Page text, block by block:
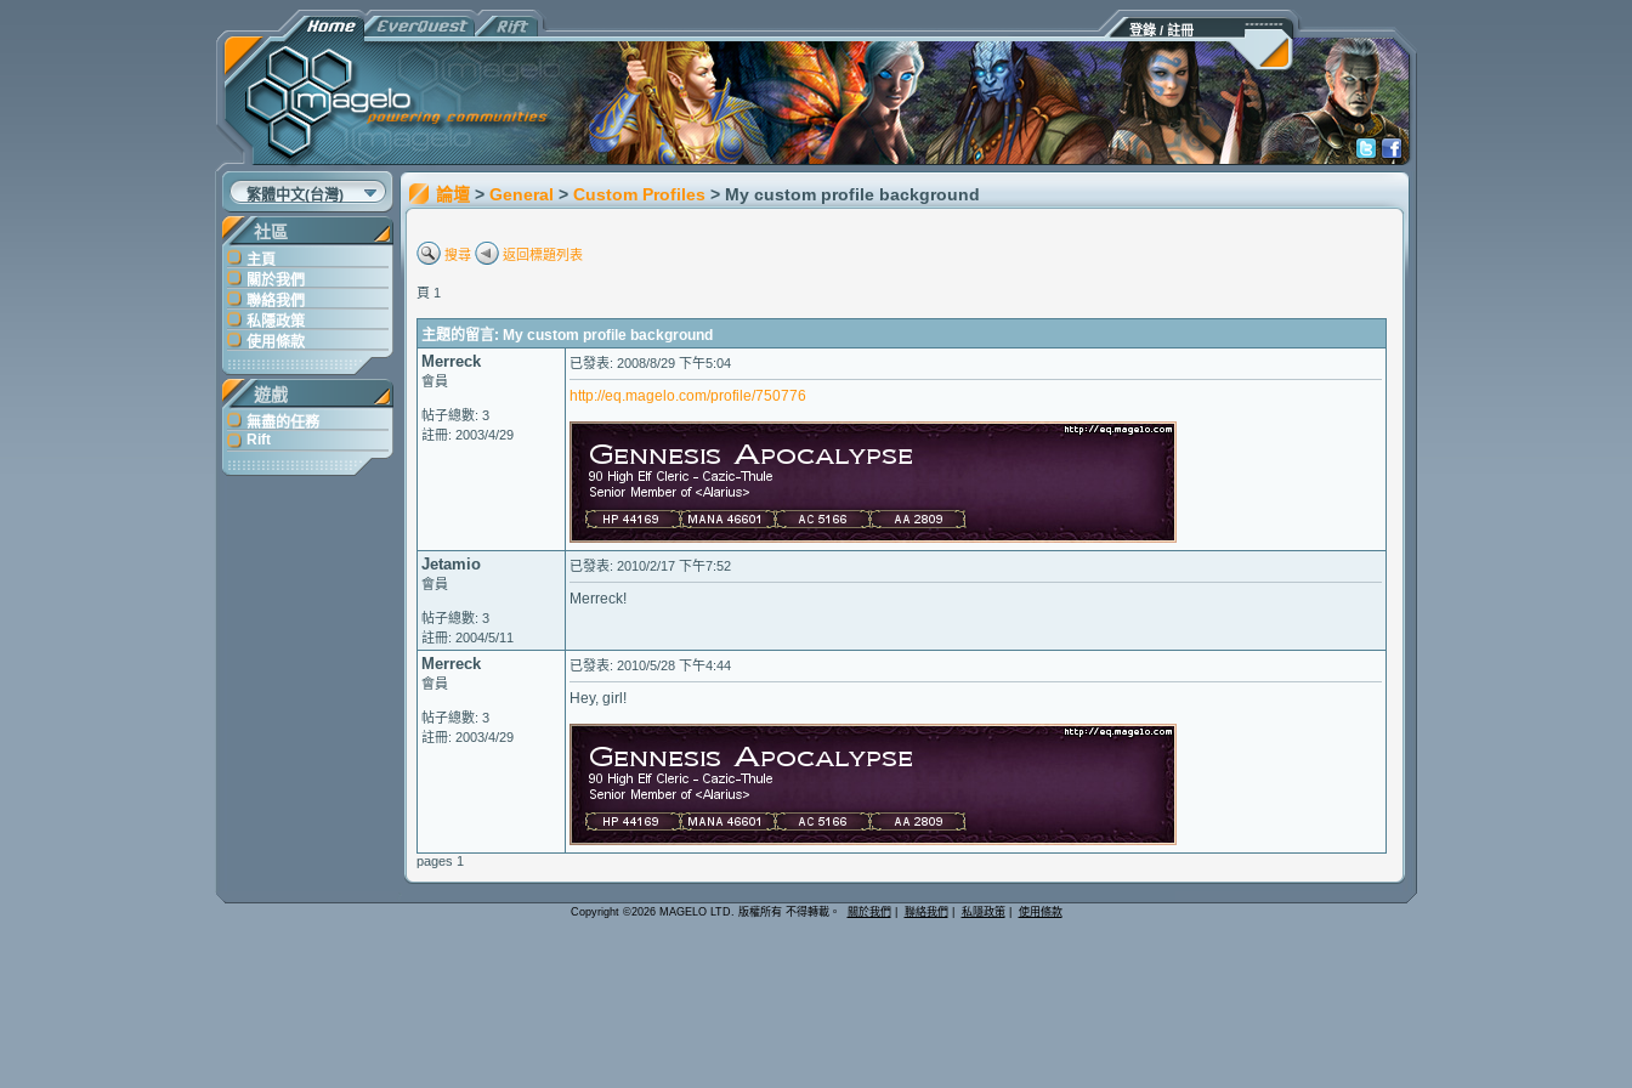
登錄 / 註冊
繁體中文(台灣)
社區
主頁
關於我們
聯絡我們
私隱政策
使用條款
遊戲
無盡的任務
Rift
論壇 > General > Custom Profiles > My custom profile background
搜尋 返回標題列表
頁 1
主題的留言: My custom profile background
Merreck
會員
帖子總數: 3
註冊: 2003/4/29
已發表: 2008/8/29 下午5:04
http://eq.magelo.com/profile/750776
Jetamio
會員
帖子總數: 3
註冊: 2004/5/11
已發表: 2010/2/17 下午7:52
Merreck!
Merreck
會員
帖子總數: 3
註冊: 2003/4/29
已發表: 2010/5/28 下午4:44
Hey, girl!
pages 1
Copyright ©2026 MAGELO LTD. 版權所有 不得轉載。 關於我們 聯絡我們 私隱政策| 使用條款